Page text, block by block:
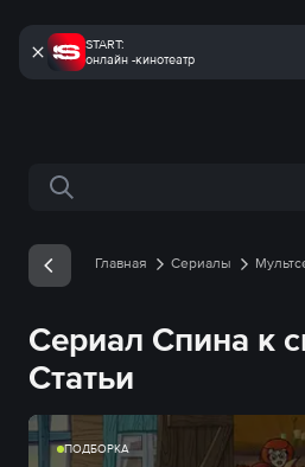
START:
онлайн -кинотеатр
Поиск по сайту
Главная Сериалы
Сериал Спина к
Статьи
ПОДБОРКА